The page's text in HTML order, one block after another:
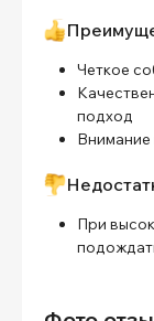
Четкое
подход
Внимание
При